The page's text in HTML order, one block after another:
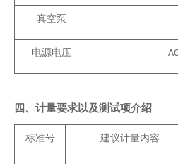
真空泵
电源电压
四、计量要求以及测试项介绍
标准号 建议计量内容